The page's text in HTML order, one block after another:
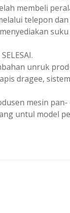
membeli
telepon
unruk
dragee,
mesin
untul model